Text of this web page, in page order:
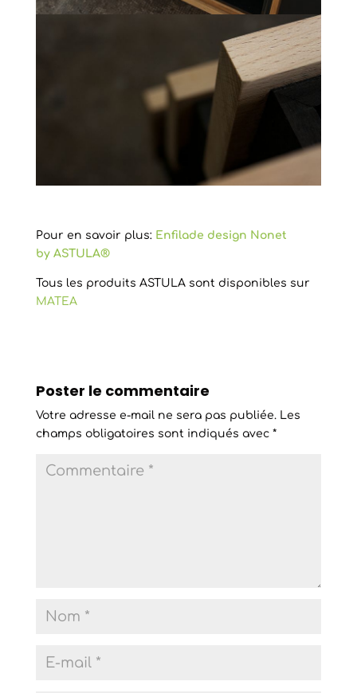
Pour en savoir plus: Enfilade design Nonet
by ASTULA®
Tous les produits ASTULA sont disponibles sur
MATEA
Poster le commentaire
Votre adresse e-mail ne sera pas publiée. Les
champs obligatoires sont indiqués avec *